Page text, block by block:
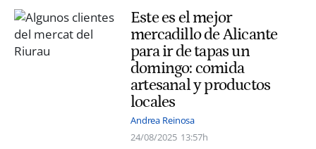
Este es el mejor
mercadillo de Alicante
para ir de tapas un
domingo: comida
artesanal y productos
locales
Andrea Reinosa
24/08/2025 13:57h